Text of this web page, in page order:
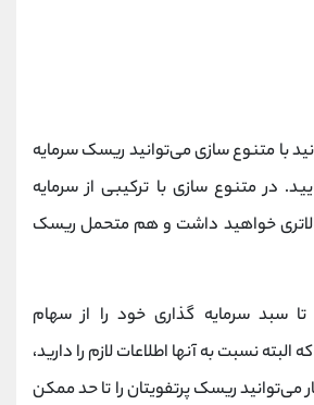
با متنوع سازی می‌توانید ریسک سرمایه
در متنوع سازی با ترکیبی از سرمایه
خواهید داشت و هم متحمل ریسک
سبد سرمایه گذاری خود را از سهام
نسبت به آنها اطلاعات لازم را دارید،
می‌توانید ریسک پرتفویتان را تا حد ممکن
021-22021030
90001030
@alireza.mehrabii